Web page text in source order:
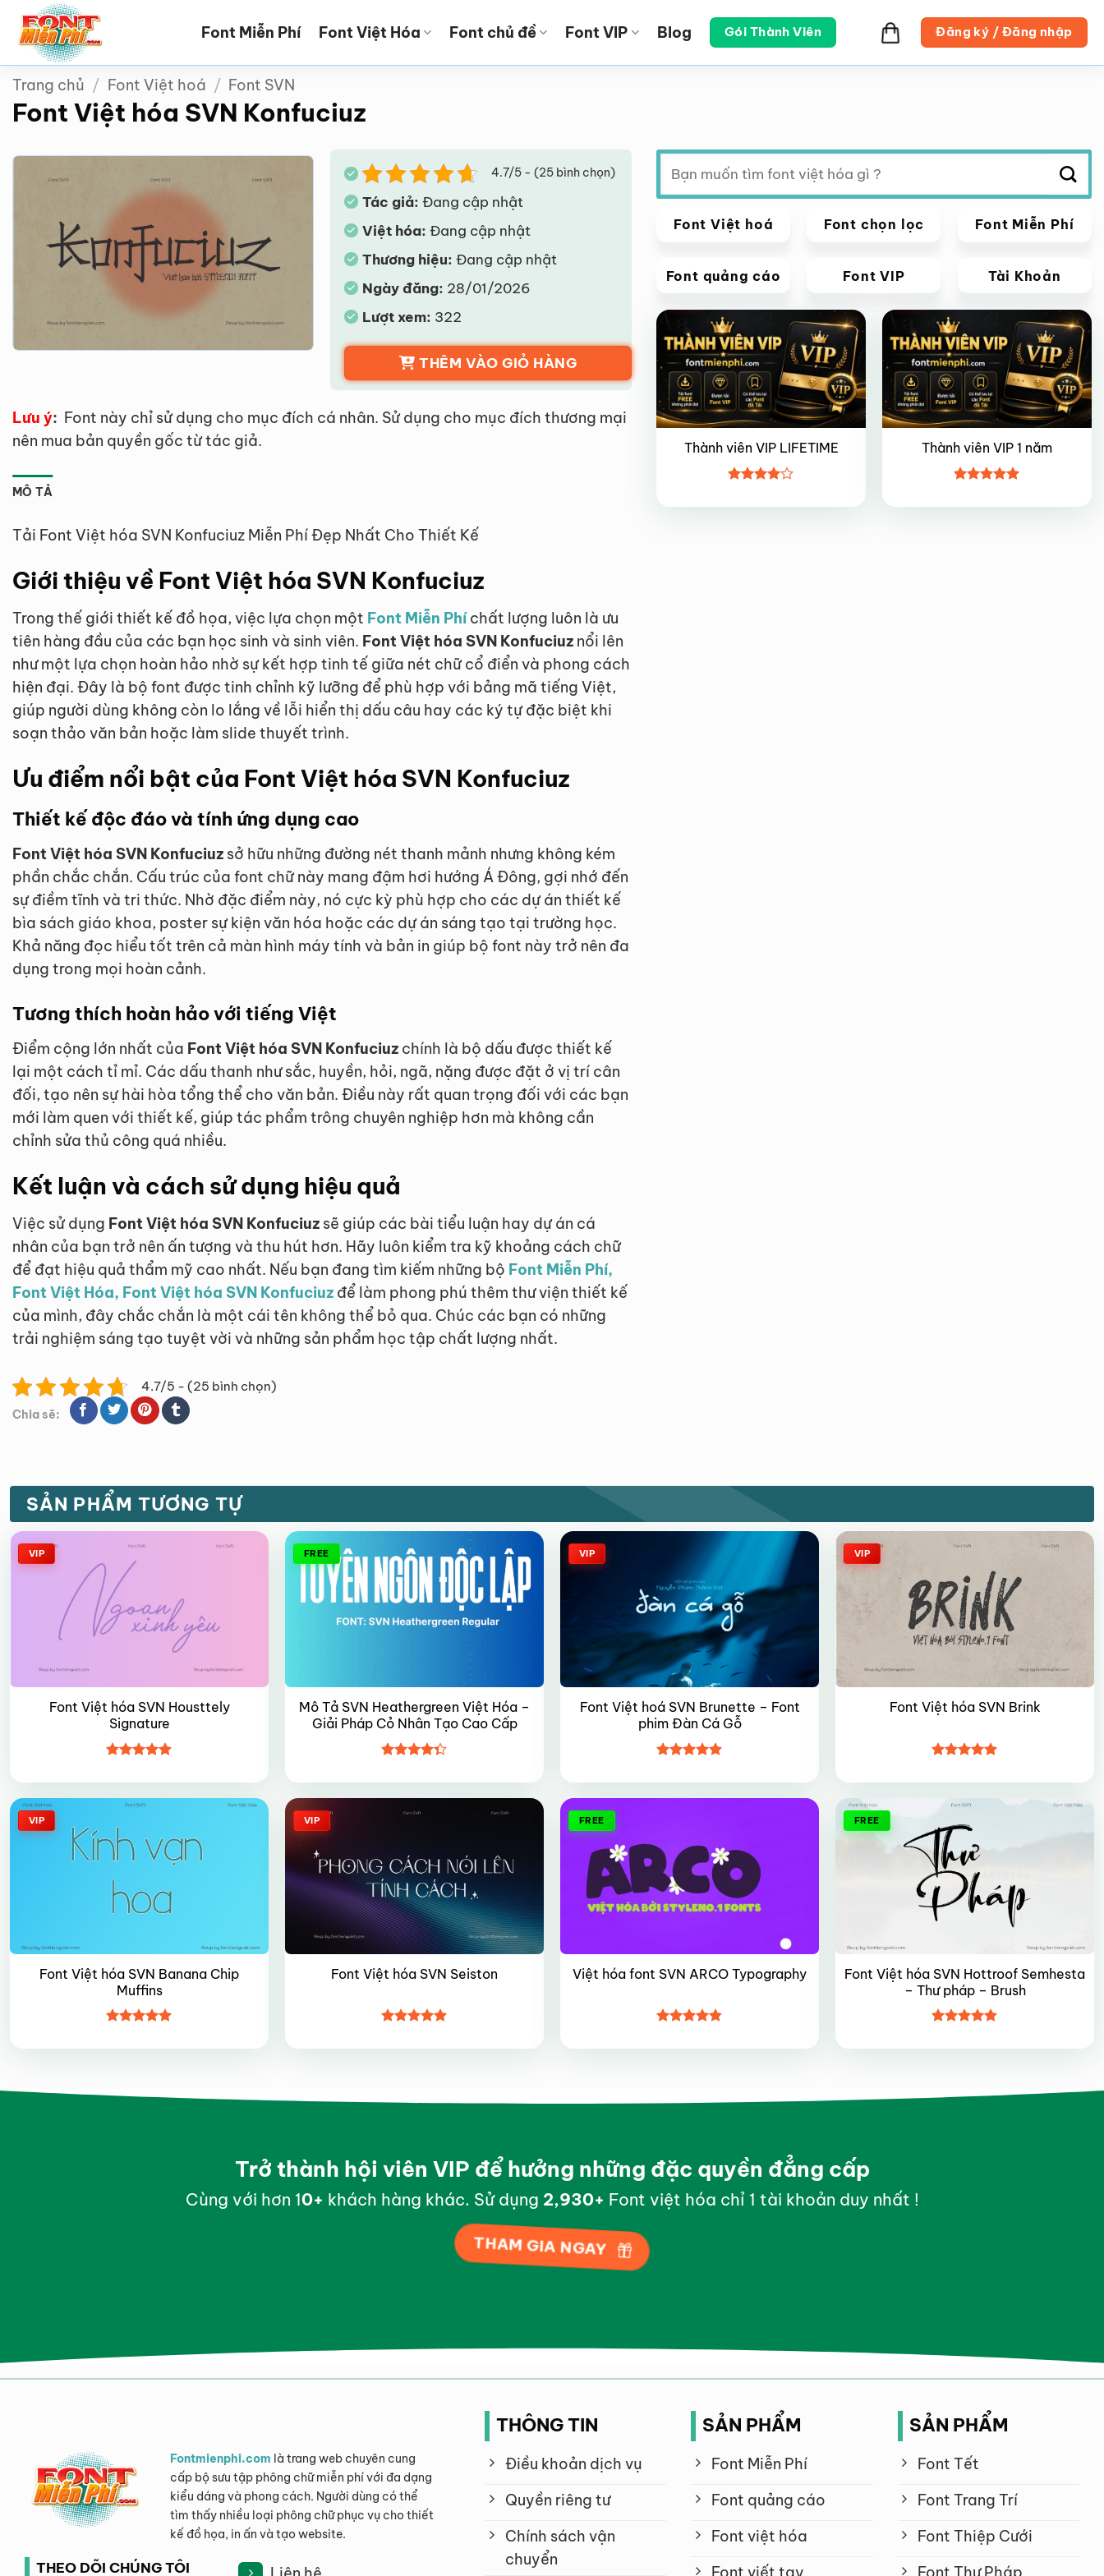
qua
dung
Font Miễn Phí Font Việt Hóa Font chủ đề Font VIP Blog Gói Thành Viên Đăng ký / Đăng nhập
Trang chủ / Font Việt hoá / Font SVN
Font Việt hóa SVN Konfuciuz
4.7/5 - (25 bình chọn)
Tác giả: Đang cập nhật
Việt hóa: Đang cập nhật
Thương hiệu: Đang cập nhật
Ngày đăng: 28/01/2026
Lượt xem: 322
THÊM VÀO GIỎ HÀNG
Lưu ý: Font này chỉ sử dụng cho mục đích cá nhân. Sử dụng cho mục đích thương mại
nên mua bản quyền gốc từ tác giả.
MÔ TẢ
Tải Font Việt hóa SVN Konfuciuz Miễn Phí Đẹp Nhất Cho Thiết Kế
Giới thiệu về Font Việt hóa SVN Konfuciuz
Trong thế giới thiết kế đồ họa, việc lựa chọn một Font Miễn Phíchất lượng luôn là ưu
tiên hàng đầu của các bạn học sinh và sinh viên. Font Việt hóa SVN Konfuciuz nổi lên
như một lựa chọn hoàn hảo nhờ sự kết hợp tinh tế giữa nét chữ cổ điển và phong cách
hiện đại. Đây là bộ font được tinh chỉnh kỹ lưỡng để phù hợp với bảng mã tiếng Việt,
giúp người dùng không còn lo lắng về lỗi hiển thị dấu câu hay các ký tự đặc biệt khi
soạn thảo văn bản hoặc làm slide thuyết trình.
Ưu điểm nổi bật của Font Việt hóa SVN Konfuciuz
Thiết kế độc đáo và tính ứng dụng cao
Font Việt hóa SVN Konfuciuz sở hữu những đường nét thanh mảnh nhưng không kém
phần chắc chắn. Cấu trúc của font chữ này mang đậm hơi hướng Á Đông, gợi nhớ đến
sự điềm tĩnh và tri thức. Nhờ đặc điểm này, nó cực kỳ phù hợp cho các dự án thiết kế
bìa sách giáo khoa, poster sự kiện văn hóa hoặc các dự án sáng tạo tại trường học.
Khả năng đọc hiểu tốt trên cả màn hình máy tính và bản in giúp bộ font này trở nên đa
dụng trong mọi hoàn cảnh.
Tương thích hoàn hảo với tiếng Việt
Điểm cộng lớn nhất của Font Việt hóa SVN Konfuciuz chính là bộ dấu được thiết kế
lại một cách tỉ mỉ. Các dấu thanh như sắc, huyền, hỏi, ngã, nặng được đặt ở vị trí cân
đối, tạo nên sự hài hòa tổng thể cho văn bản. Điều này rất quan trọng đối với các bạn
mới làm quen với thiết kế, giúp tác phẩm trông chuyên nghiệp hơn mà không cần
chỉnh sửa thủ công quá nhiều.
Kết luận và cách sử dụng hiệu quả
Việc sử dụng Font Việt hóa SVN Konfuciuz sẽ giúp các bài tiểu luận hay dự án cá
nhân của bạn trở nên ấn tượng và thu hút hơn. Hãy luôn kiểm tra kỹ khoảng cách chữ
để đạt hiệu quả thẩm mỹ cao nhất. Nếu bạn đang tìm kiếm những bộ Font Miễn Phí,
Font Việt Hóa, Font Việt hóa SVN Konfuciuz để làm phong phú thêm thư viện thiết kế
của mình, đây chắc chắn là một cái tên không thể bỏ qua. Chúc các bạn có những
trải nghiệm sáng tạo tuyệt vời và những sản phẩm học tập chất lượng nhất.
4.7/5 - (25 bình chọn)
Chia sẽ:
Tìm
kiếm:
Font Việt hoá Font chọn lọc Font Miễn Phí
Font quảng cáo Font VIP Tài Khoản
Giảm giá!
Thành viên VIP LIFETIME
xếp hạng
Giảm giá!
Thành viên VIP 1 năm
hạng55
SẢN PHẨM TƯƠNG TỰ
VIP
Font Việt hóa SVN Housttely
Signature
hạng55
FREE
Mô Tả SVN Heathergreen Việt Hóa –
Giải Pháp Cỏ Nhân Tạo Cao Cấp
hạng4.35
VIP
Font Việt hoá SVN Brunette – Font
phim Đàn Cá Gỗ
hạng4.95
VIP
Font Việt hóa SVN Brink
hạng4.85
VIP
Font Việt hóa SVN Banana Chip
Muffins
hạng4.95
VIP
Font Việt hóa SVN Seiston
hạng55
FREE
Việt hóa font SVN ARCO Typography
hạng4.85
FREE
Font Việt hóa SVN Hottroof Semhesta
– Thư pháp – Brush
hạng4.95
Trở thành hội viên VIP để hưởng những đặc quyền đẳng cấp
Cùng với hơn 10+ khách hàng khác. Sử dụng 2,999+ Font việt hóa chỉ 1 tài khoản duy nhất !
THAM GIA NGAY
Fontmienphi.com là trang web chuyên cung
cấp bộ sưu tập phông chữ miễn phí với đa dạng
kiểu dáng và phong cách. Người dùng có thể
tìm thấy nhiều loại phông chữ phục vụ cho thiết
kế đồ họa, in ấn và tạo website.
THEO DÕI CHÚNG TÔI
THÔNG TIN
Điều khoản dịch vụ
Quyền riêng tư
Chính sách vận
chuyển
SẢN PHẨM
Font Miễn Phí
Font quảng cáo
Font việt hóa
SẢN PHẨM
Font Tết
Font Trang Trí
Font Thiệp Cưới